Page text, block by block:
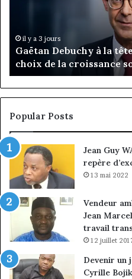
choix
de
la
croissance
sous
il y a 3 jours
Gaëtan Debuchy à la
choix de la croissance
Popular Posts
Jean Guy
repère
13 mai 2022
Vendeur
Jean
travail
12 juillet
Devenir un
Cyrille